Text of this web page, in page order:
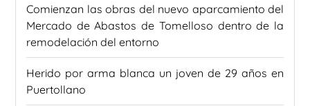
Comienzan las obras del nuevo aparcamiento del
Mercado de Abastos de Tomelloso dentro de la
remodelación del entorno
Herido por arma blanca un joven de 29 años en
Puertollano